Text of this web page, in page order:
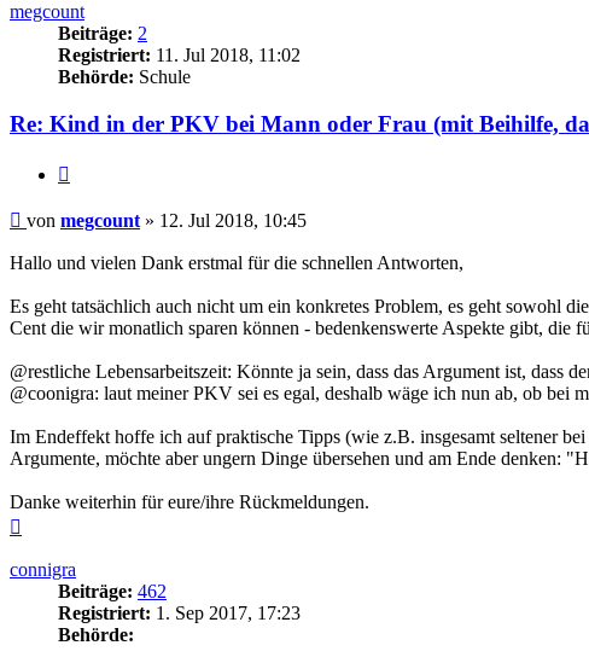
megcount
Beiträge: 2
Registriert: 11. Jul 2018, 11:02
Behörde: Schule
Re: Kind in der PKV bei Mann oder Frau (mit Beihilfe,
Beitrag
von megcount » 12. Jul 2018, 10:45
Hallo und vielen Dank erstmal für die schnellen Antworten,
Es geht tatsächlich auch nicht um ein konkretes Problem, es geht sowohl
Cent die wir monatlich sparen können - bedenkenswerte Aspekte gibt, die
@restliche Lebensarbeitszeit: Könnte ja sein, dass das Argument ist,
@coonigra: laut meiner PKV sei es egal, deshalb wäge ich nun ab, ob bei
Im Endeffekt hoffe ich auf praktische Tipps (wie z.B. insgesamt seltener
Argumente, möchte aber ungern Dinge übersehen und am Ende denken:
Danke weiterhin für eure/ihre Rückmeldungen.
connigra
Beiträge: 462
Registriert: 1. Sep 2017, 17:23
Behörde: